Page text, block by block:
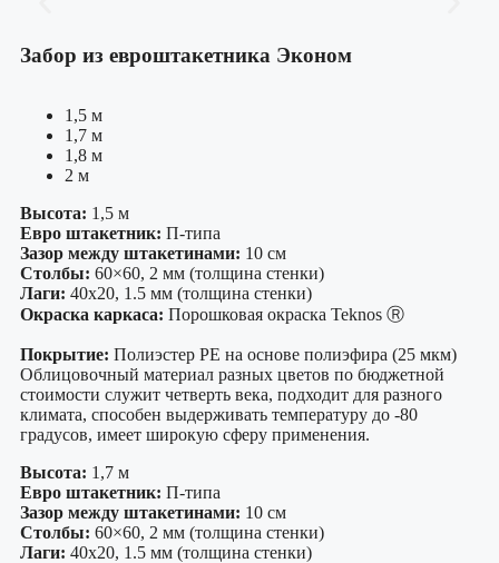
Забор из евроштакетника Эконом
1,5 м
1,7 м
1,8 м
2 м
Высота: 1,5 м
Евро штакетник: П-типа
Зазор между штакетинами: 10 см
Столбы: 60×60, 2 мм (толщина стенки)
Лаги: 40х20, 1.5 мм (толщина стенки)
Окраска каркаса: Порошковая окраска Teknos Ⓡ
Покрытие: Полиэстер PE на основе полиэфира (25 мкм)
Облицовочный материал разных цветов по бюджетной
стоимости служит четверть века, подходит для разного
климата, способен выдерживать температуру до -80
градусов, имеет широкую сферу применения.
Высота: 1,7 м
Евро штакетник: П-типа
Зазор между штакетинами: 10 см
Столбы: 60×60, 2 мм (толщина стенки)
Лаги: 40х20, 1.5 мм (толщина стенки)